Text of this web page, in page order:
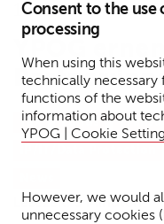
Consent to the use
processing
When using this
technically
functions of the
information about
YPOG | Cookie
However, we would
unnecessary cookies
16. Dezember
Tax Funds
Lesezeit: 5 Minuten